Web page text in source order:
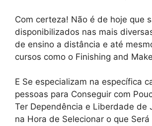
Com certeza! Não é de hoje que
disponibilizados nas mais
de ensino a distância e até
cursos como o Finishing and
E Se especializam na específica
pessoas para Conseguir com
Ter Dependência e Liberdade de
na Hora de Selecionar o que